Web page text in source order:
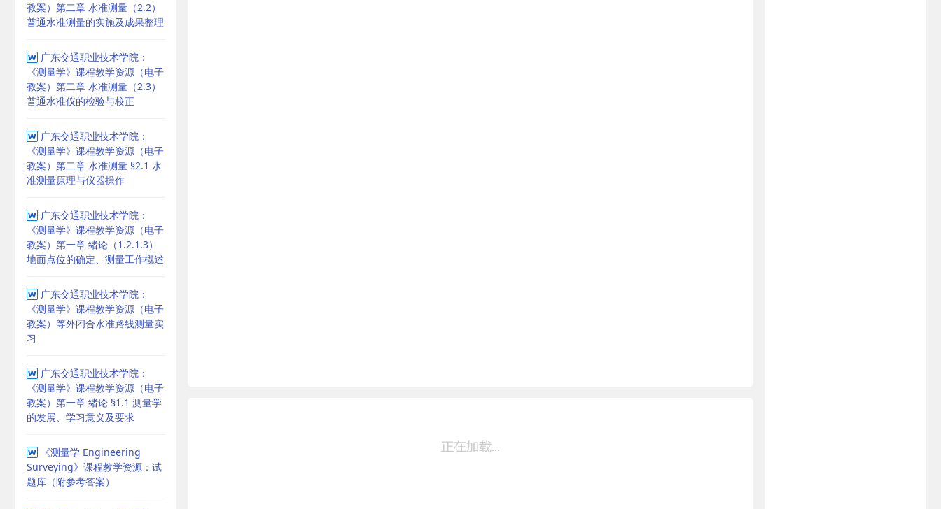
教案）第二章 水准测量（2.2）
普通水准测量的实施及成果整理
广东交通职业技术学院：
《测量学》课程教学资源（电子
教案）第二章 水准测量（2.3）
普通水准仪的检验与校正
广东交通职业技术学院：
《测量学》课程教学资源（电子
教案）第二章 水准测量 §2.1 水
准测量原理与仪器操作
广东交通职业技术学院：
《测量学》课程教学资源（电子
教案）第一章 绪论（1.2.1.3）
地面点位的确定、测量工作概述
广东交通职业技术学院：
《测量学》课程教学资源（电子
教案）等外闭合水准路线测量实
习
广东交通职业技术学院：
《测量学》课程教学资源（电子
教案）第一章 绪论 §1.1 测量学
的发展、学习意义及要求
《测量学 Engineering
Surveying》课程教学资源：试
题库（附参考答案）